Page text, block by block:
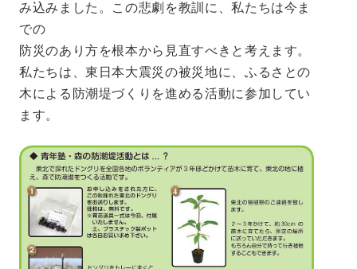
み込みました。この悲劇を教訓に、私たちは今ま
での
防災のあり方を根本から見直すべきと考えます。
私たちは、東日本大震災の被災地に、ふるさとの
木による防潮堤づくりを進める活動に参加してい
ます。